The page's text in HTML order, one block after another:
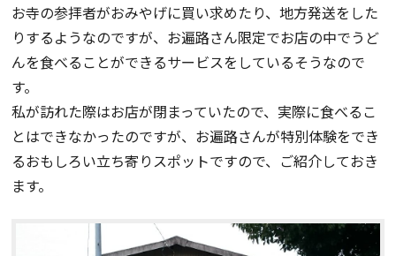
お寺の参拝者がおみやげに買い求めたり、地方発送をした
りするようなのですが、お遍路さん限定でお店の中でうど
んを食べることができるサービスをしているそうなので
す。
私が訪れた際はお店が閉まっていたので、実際に食べるこ
とはできなかったのですが、お遍路さんが特別体験をでき
るおもしろい立ち寄りスポットですので、ご紹介しておき
ます。